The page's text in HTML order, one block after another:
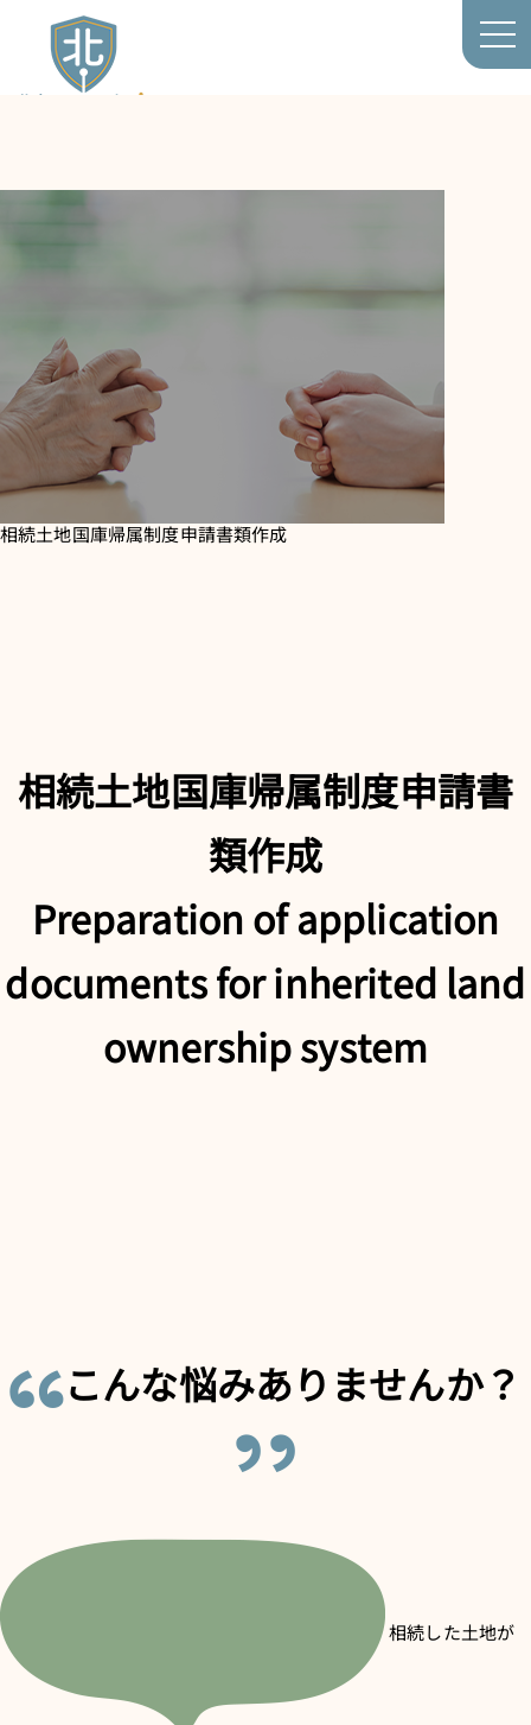
相続土地国庫帰属制度申請書類作成
相続土地国庫帰属制度申請書
類作成
Preparation of application
documents for inherited land
ownership system
こんな悩みありませんか？
相続した土地が